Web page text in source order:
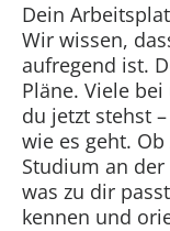
Dein
Wir wissen,
aufregend ist.
Pläne. Viele
du jetzt stehst
wie es geht.
Studium an der
was zu dir
kennen und